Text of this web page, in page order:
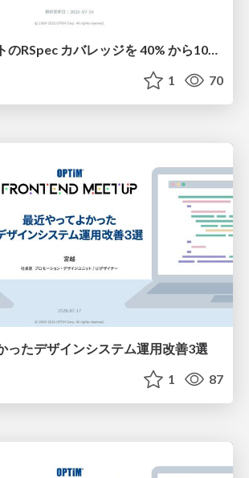
既存プロダクトのRSpec カバレッジを 40% から100% にした話
1 70
ったデザインシステム運用改善3選
1 87